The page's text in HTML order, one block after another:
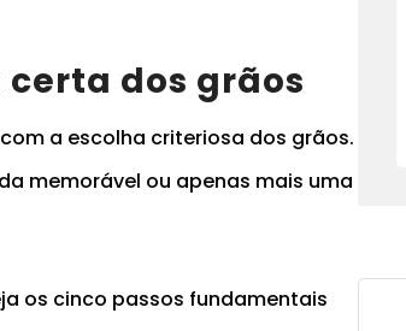
dos grãos
a escolha criteriosa dos grãos.
memorável ou apenas mais uma
os cinco passos fundamentais